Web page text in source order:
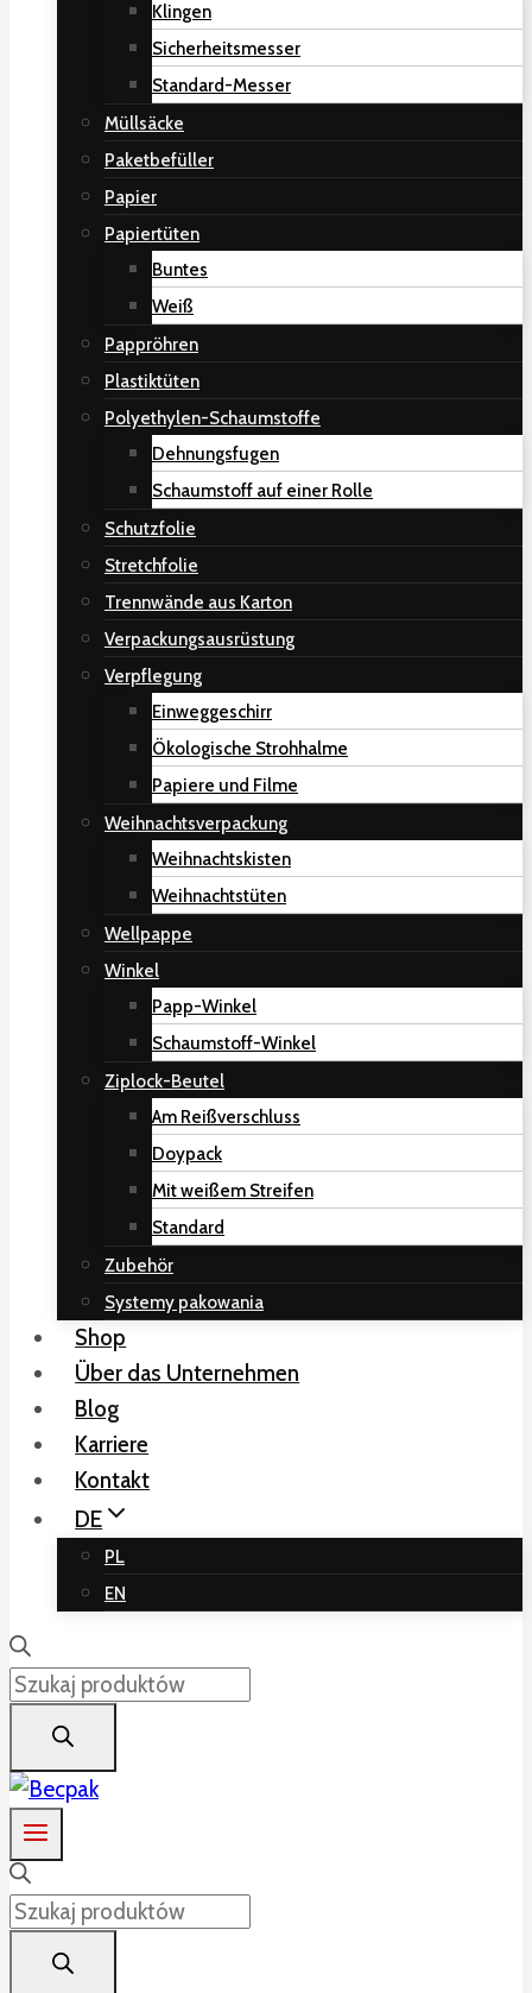
Klingen
Sicherheitsmesser
Standard-Messer
Müllsäcke
Paketbefüller
Papier
Papiertüten
Buntes
Weiß
Pappröhren
Plastiktüten
Polyethylen-Schaumstoffe
Dehnungsfugen
Schaumstoff auf einer Rolle
Schutzfolie
Stretchfolie
Trennwände aus Karton
Verpackungsausrüstung
Verpflegung
Einweggeschirr
Ökologische Strohhalme
Papiere und Filme
Weihnachtsverpackung
Weihnachtskisten
Weihnachtstüten
Wellpappe
Winkel
Papp-Winkel
Schaumstoff-Winkel
Ziplock-Beutel
Am Reißverschluss
Doypack
Mit weißem Streifen
Standard
Zubehör
Systemy pakowania
Shop
Über das Unternehmen
Blog
Karriere
Kontakt
DE
PL
EN
Products
search
Products
search